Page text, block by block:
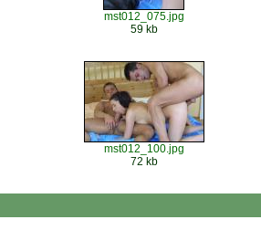
mst012_075.jpg
59 kb
mst012_100.jpg
72 kb